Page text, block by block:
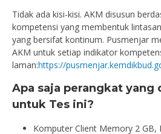
Tidak ada kisi-kisi. AKM disusun
kompetensi yang membentuk
yang bersifat kontinum. Pusmenjar
AKM untuk setiap indikator
laman:https://
Apa saja perangkat yang
untuk Tes ini?
Komputer Client Memory 2 GB,